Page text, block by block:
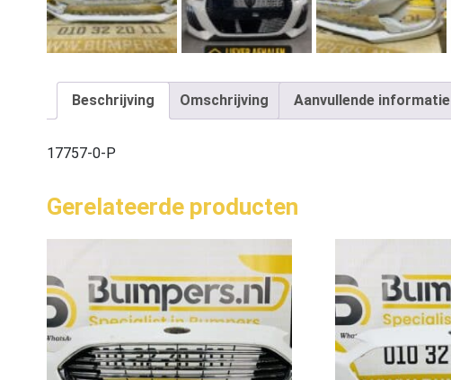
Beschrijving Omschrijving Aanvullende informatie
17757-0-P
Gerelateerde producten